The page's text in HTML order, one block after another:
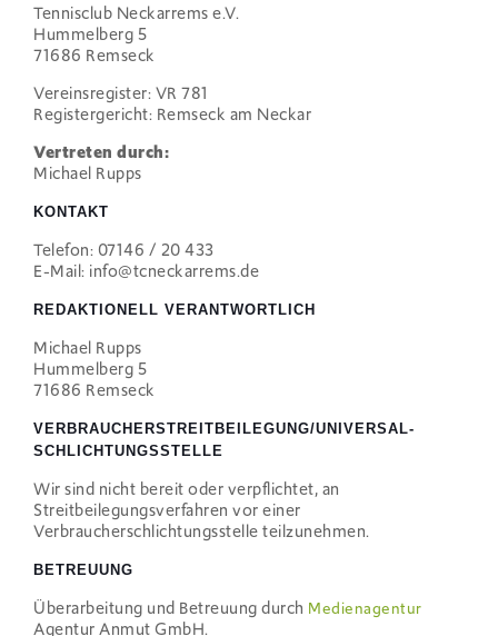
Tennisclub Neckarrems e.V.
Hummelberg 5
71686 Remseck
Vereinsregister: VR 781
Registergericht: Remseck am Neckar
Vertreten durch:
Michael Rupps
KONTAKT
Telefon: 07146 / 20 433
E-Mail: info@tcneckarrems.de
REDAKTIONELL VERANTWORTLICH
Michael Rupps
Hummelberg 5
71686 Remseck
VERBRAUCHER­STREIT­BEILEGUNG/UNIVERSAL­
SCHLICHTUNGS­STELLE
Wir sind nicht bereit oder verpflichtet, an
Streitbeilegungsverfahren vor einer
Verbraucherschlichtungsstelle teilzunehmen.
BETREUUNG
Überarbeitung und Betreuung durch Medienagentur
Agentur Anmut GmbH.